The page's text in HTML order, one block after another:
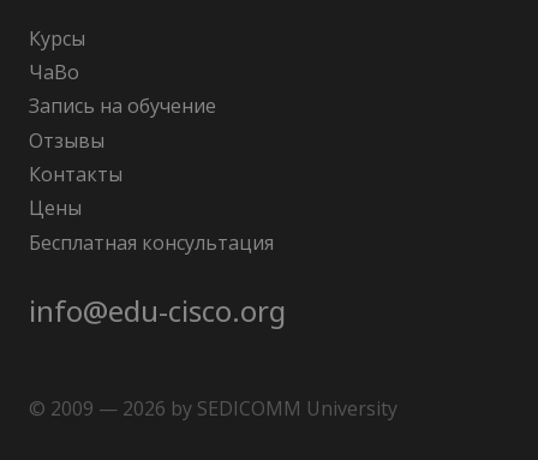
Курсы
ЧаВо
Запись на обучение
Отзывы
Контакты
Цены
Бесплатная консультация
info@edu-cisco.org
© 2009 — 2026 by SEDICOMM University